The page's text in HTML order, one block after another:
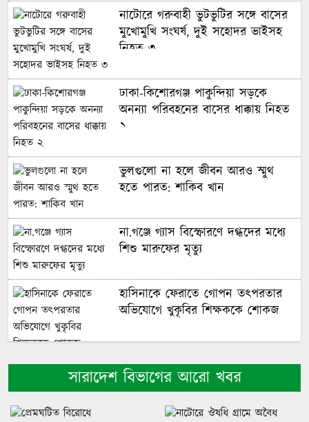
নাটোরে গরুবাহী ভুটভুটির সঙ্গে বাসের
মুখোমুখি সংঘর্ষ, দুই সহোদর ভাইসহ
নিহত ৩
ঢাকা-কিশোরগঞ্জ পাকুন্দিয়া সড়কে
অনন্যা পরিবহনের বাসের ধাক্কায় নিহত
২
ভুলগুলো না হলে জীবন আরও স্মুথ
হতে পারত: শাকিব খান
না.গঞ্জে গ্যাস বিস্ফোরণে দগ্ধদের মধ্যে
শিশু মারুফের মৃত্যু
হাসিনাকে ফেরাতে গোপন তৎপরতার
অভিযোগে খুকৃবির শিক্ষককে শোকজ
চিকিৎসক সমাবেশের উদ্বোধন করলেন
প্রধানমন্ত্রী
সারাদেশ বিভাগের আরো খবর